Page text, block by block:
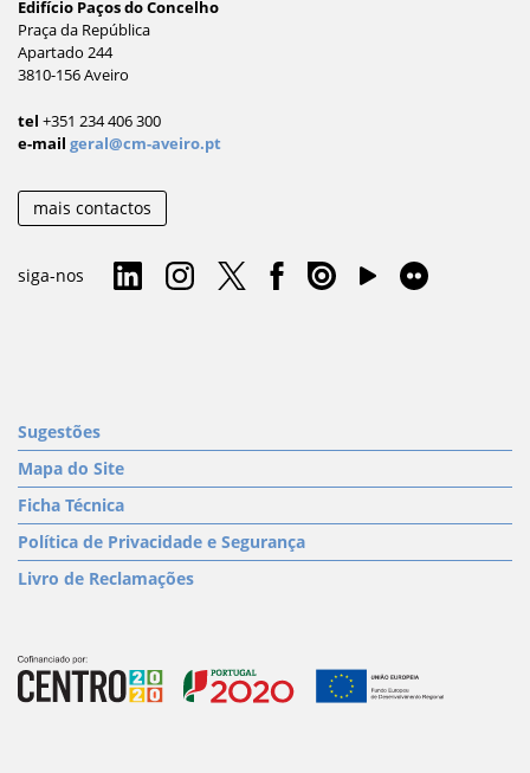
Edifício Paços do Concelho
Praça da República
Apartado 244
3810-156 Aveiro
tel +351 234 406 300
e-mail geral@cm-aveiro.pt
mais contactos
siga-nos
Sugestões
Mapa do Site
Ficha Técnica
Política de Privacidade e Segurança
Livro de Reclamações